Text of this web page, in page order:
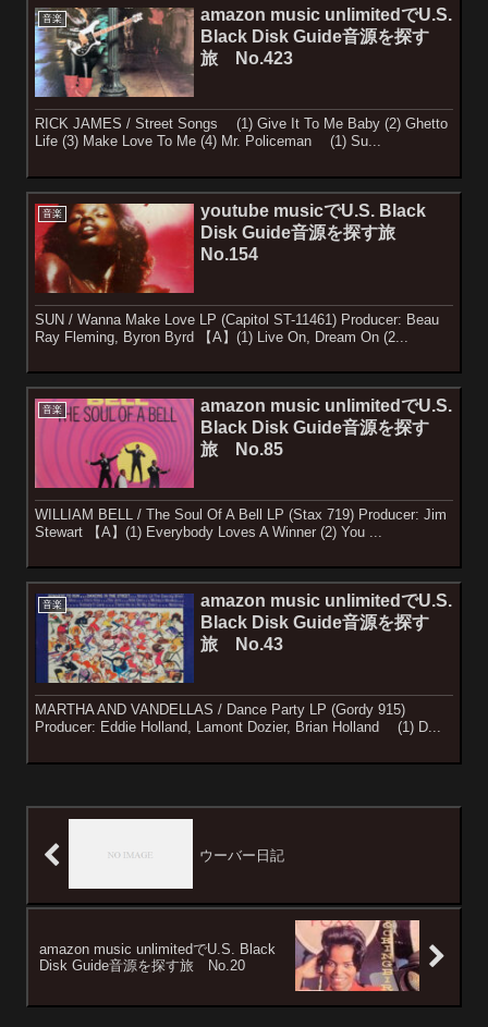
音楽
amazon music unlimitedでU.S.
Black Disk Guide音源を探す
旅 No.423
RICK JAMES / Street Songs (1) Give It To Me Baby (2) Ghetto
Life (3) Make Love To Me (4) Mr. Policeman (1) Su...
音楽
youtube musicでU.S. Black
Disk Guide音源を探す旅
No.154
SUN / Wanna Make Love LP (Capitol ST-11461) Producer: Beau
Ray Fleming, Byron Byrd 【A】(1) Live On, Dream On (2...
音楽
amazon music unlimitedでU.S.
Black Disk Guide音源を探す
旅 No.85
WILLIAM BELL / The Soul Of A Bell LP (Stax 719) Producer: Jim
Stewart 【A】(1) Everybody Loves A Winner (2) You ...
音楽
amazon music unlimitedでU.S.
Black Disk Guide音源を探す
旅 No.43
MARTHA AND VANDELLAS / Dance Party LP (Gordy 915)
Producer: Eddie Holland, Lamont Dozier, Brian Holland (1) D...
ウーバー日記
amazon music unlimitedでU.S. Black
Disk Guide音源を探す旅 No.20